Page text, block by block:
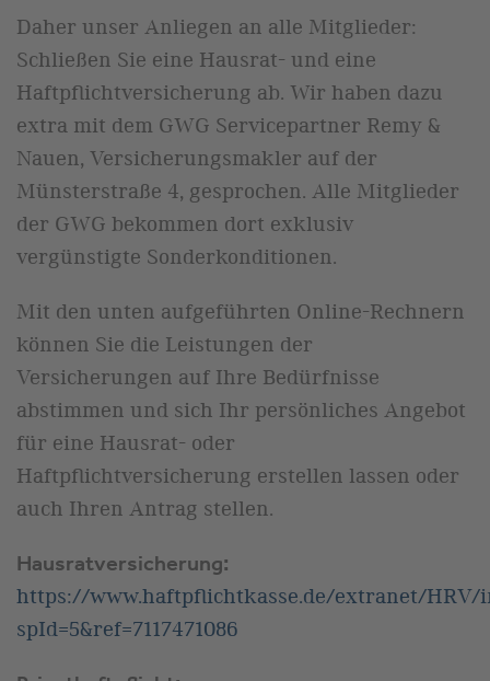
Daher unser Anliegen an alle Mitglieder:
Schließen Sie eine Hausrat- und eine
Haftpflichtversicherung ab. Wir haben dazu
extra mit dem GWG Servicepartner Remy &
Nauen, Versicherungsmakler auf der
Münsterstraße 4, gesprochen. Alle Mitglieder
der GWG bekommen dort exklusiv
vergünstigte Sonderkonditionen.
Mit den unten aufgeführten Online-Rechnern
können Sie die Leistungen der
Versicherungen auf Ihre Bedürfnisse
abstimmen und sich Ihr persönliches Angebot
für eine Hausrat- oder
Haftpflichtversicherung erstellen lassen oder
auch Ihren Antrag stellen.
Hausratversicherung:
https://www.haftpflichtkasse.de/extranet/HRV/
spId=5&ref=7117471086